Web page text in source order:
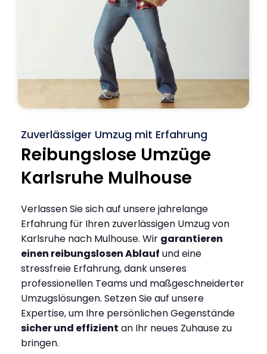
Zuverlässiger Umzug mit Erfahrung
Reibungslose Umzüge
Karlsruhe Mulhouse
Verlassen Sie sich auf unsere jahrelange
Erfahrung für Ihren zuverlässigen Umzug von
Karlsruhe nach Mulhouse. Wir garantieren
einen reibungslosen Ablauf und eine
stressfreie Erfahrung, dank unseres
professionellen Teams und maßgeschneiderter
Umzugslösungen. Setzen Sie auf unsere
Expertise, um Ihre persönlichen Gegenstände
sicher und effizient an Ihr neues Zuhause zu
bringen.